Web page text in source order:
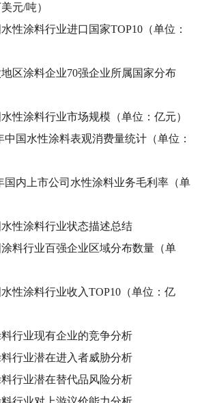
元/吨）
性涂料行业进口国家TOP10（单位：
地区涂料企业70强企业所属国家分布
性涂料行业市场规模（单位：亿元）
中国水性涂料表观消费量统计（单位：
国内上市公司水性涂料业务毛利率（单
水性涂料行业状态描述总结
涂料行业百强企业区域分布数量（单
水性涂料行业收入TOP10（单位：亿
行业现有企业的竞争分析
行业潜在进入者威胁分析
行业潜在替代品风险分析